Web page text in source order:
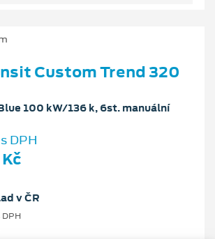
Custom Trend 320
100 kW/136 k, 6st. manuální
DPH
v ČR